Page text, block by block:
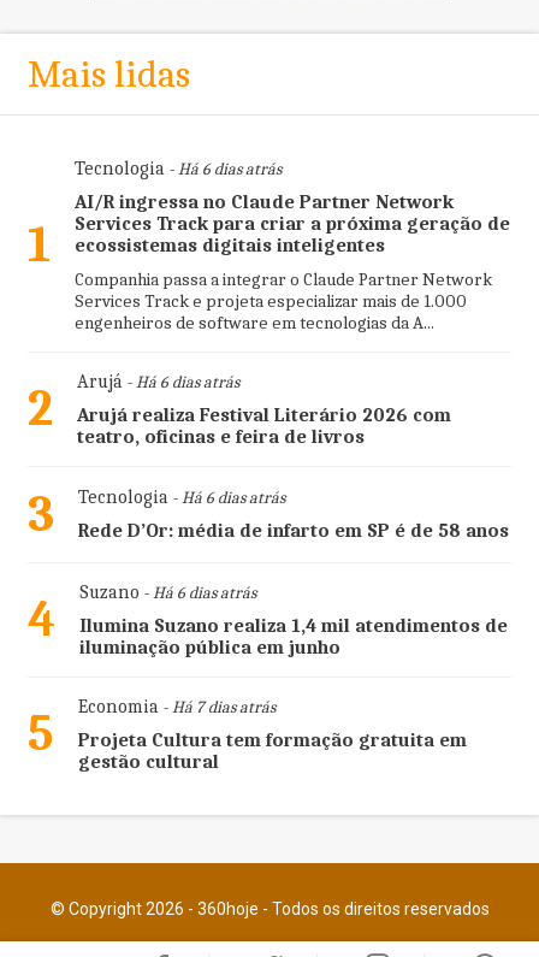
Mais lidas
1
Tecnologia- Há 6 dias atrás
AI/R ingressa no Claude Partner Network
Services Track para criar a próxima geração de
ecossistemas digitais inteligentes
Companhia passa a integrar o Claude Partner Network
Services Track e projeta especializar mais de 1.000
engenheiros de software em tecnologias da A...
2 Arujá- Há 6 dias atrás
Arujá realiza Festival Literário 2026 com
teatro, oficinas e feira de livros
3 Tecnologia- Há 6 dias atrás
Rede D’Or: média de infarto em SP é de 58 anos
4 Suzano - Há 6 dias atrás
Ilumina Suzano realiza 1,4 mil atendimentos de
iluminação pública em junho
5 Economia- Há 7 dias atrás
Projeta Cultura tem formação gratuita em
gestão cultural
© Copyright 2026 - 360hoje - Todos os direitos reservados